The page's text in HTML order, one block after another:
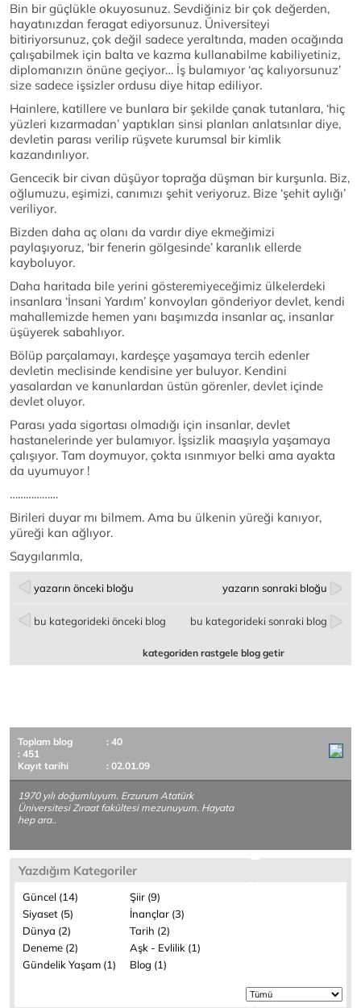
Bin bir güçlükle okuyosunuz. Sevdiğiniz bir çok değerden,
hayatınızdan feragat ediyorsunuz. Üniversiteyi
bitiriyorsunuz, çok değil sadece yeraltında, maden ocağında
çalışabilmek için balta ve kazma kullanabilme kabiliyetiniz,
diplomanızın önüne geçiyor… İş bulamıyor ‘aç kalıyorsunuz’
size sadece işsizler ordusu diye hitap ediliyor.
Hainlere, katillere ve bunlara bir şekilde çanak tutanlara, ‘hiç
yüzleri kızarmadan’ yaptıkları sinsi planları anlatsınlar diye,
devletin parası verilip rüşvete kurumsal bir kimlik
kazandırılıyor.
Gencecik bir civan düşüyor toprağa düşman bir kurşunla. Biz,
oğlumuzu, eşimizi, canımızı şehit veriyoruz. Bize ‘şehit aylığı’
veriliyor.
Bizden daha aç olanı da vardır diye ekmeğimizi
paylaşıyoruz, ‘bir fenerin gölgesinde’ karanlık ellerde
kayboluyor.
Daha haritada bile yerini gösteremiyeceğimiz ülkelerdeki
insanlara ‘İnsani Yardım’ konvoyları gönderiyor devlet, kendi
mahallemizde hemen yanı başımızda insanlar aç, insanlar
üşüyerek sabahlıyor.
Bölüp parçalamayı, kardeşçe yaşamaya tercih edenler
devletin meclisinde kendisine yer buluyor. Kendini
yasalardan ve kanunlardan üstün görenler, devlet içinde
devlet oluyor.
Parası yada sigortası olmadığı için insanlar, devlet
hastanelerinde yer bulamıyor. İşsizlik maaşıyla yaşamaya
çalışıyor. Tam doymuyor, çokta ısınmıyor belki ama ayakta
da uyumuyor !
………………
Birileri duyar mı bilmem. Ama bu ülkenin yüreği kanıyor,
yüreği kan ağlıyor.
Saygılarımla,
yazarın önceki bloğu yazarın sonraki bloğu
bu kategorideki önceki blog bu kategorideki sonraki blog
kategoriden rastgele blog getir
Toplam blog
: 40
: 451
Kayıt tarihi
: 02.01.09
1970 yılı doğumluyum. Erzurum Atatürk
Üniversitesi Zıraat fakültesi mezunuyum. Hayata
hep ara..
Yazdığım Kategoriler
Güncel (14)
Şiir (9)
Siyaset (5)
İnançlar (3)
Dünya (2)
Tarih (2)
Deneme (2)
Aşk - Evlilik (1)
Gündelik Yaşam (1)
Blog (1)